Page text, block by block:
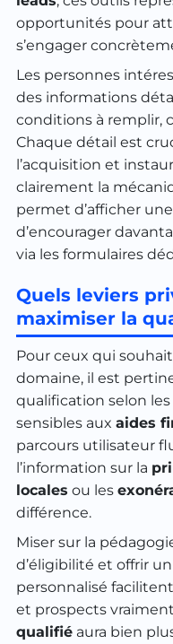
opportunités pour
s’engager
Les personnes
des informations
conditions à remplir,
Chaque détail est
l’acquisition et
clairement la
permet d’afficher
d’encourager
via les formulaires
Quels leviers
maximiser la
Pour ceux qui
domaine, il est
qualification selon
sensibles aux aides
parcours utilisateur
l’information sur la
locales ou les
différence.
Miser sur la
d’éligibilité et offrir
personnalisé
et prospects
qualifiéaura bien